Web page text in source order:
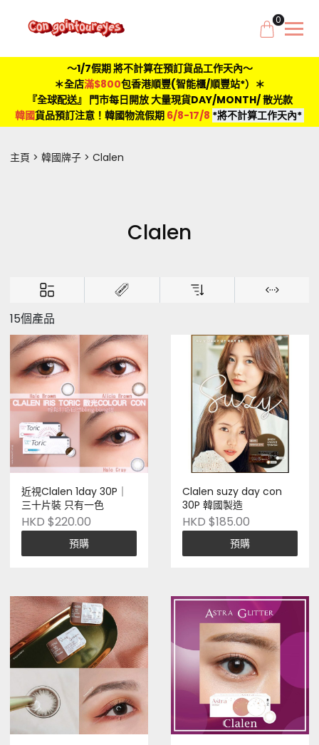
0
～1/7假期 將不計算在預訂貨品工作天內～
＊全店滿$800包香港順豐(智能櫃/順豐站*）＊
『全球配送』 門市每日開放 大量現貨DAY/MONTH/ 散光款
韓國貨品預訂注意！韓國物流假期 6/8-17/8 *將不計算工作天內*
主頁 韓國牌子 Clalen
Clalen
15個產品
近視Clalen 1day 30P｜
三十片裝 只有一色
HKD $220.00
預購
Clalen suzy day con
30P 韓國製造
HKD $185.00
預購